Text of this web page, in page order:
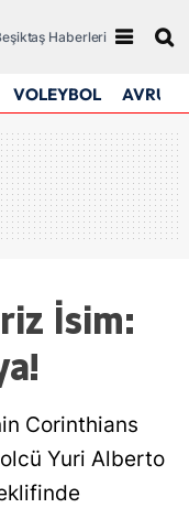
Haberleri
VOLEYBOL
İsim:
Corinthians
Yuri Alberto